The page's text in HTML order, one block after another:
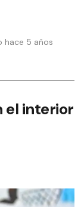
hace 5 años
el interior